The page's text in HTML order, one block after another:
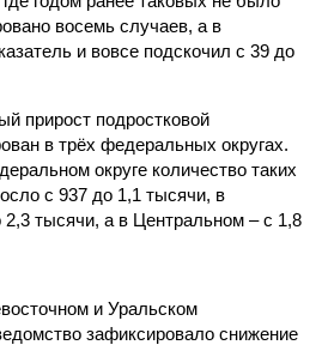
восемь случаев, а в
и вовсе подскочил с 39 до
прирост подростковой
в трёх федеральных округах.
округе количество таких
с 937 до 1,1 тысячи, в
тысячи, а в Центральном – с 1,8
и Уральском
зафиксировало снижение